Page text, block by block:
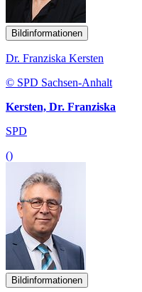
Bildinformationen
Dr. Franziska Kersten
© SPD Sachsen-Anhalt
Kersten, Dr. Franziska
SPD
()
Bildinformationen